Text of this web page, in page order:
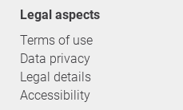
Legal aspects
Terms of use
Data privacy
Legal details
Accessibility